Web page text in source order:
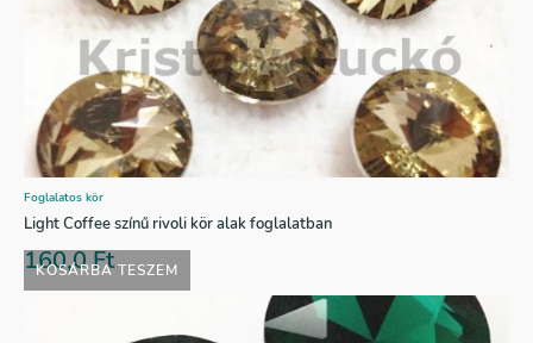
KOSÁRBA TESZEM
Foglalatos kör
Light Coffee színű rivoli kör alak foglalatban
160,0Ft